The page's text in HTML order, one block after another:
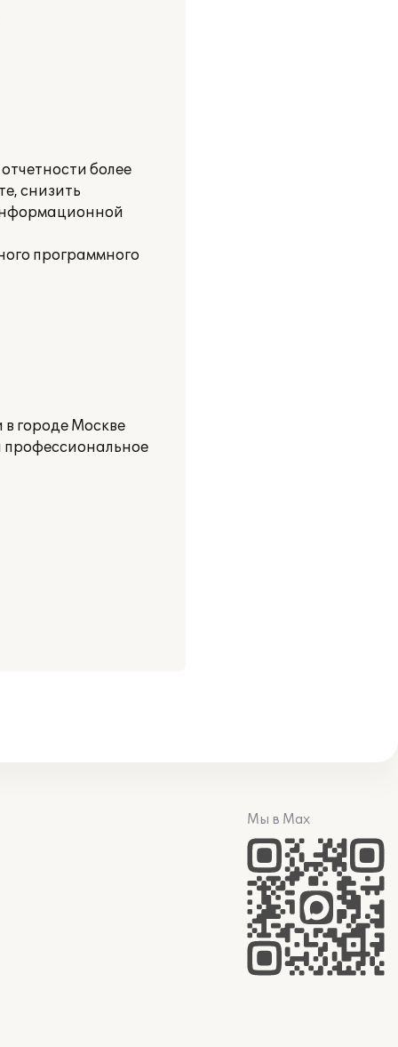
более
снизить
программного
городе Москве
профессиональное
Мы в Max